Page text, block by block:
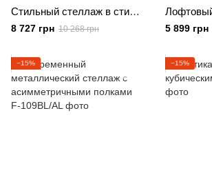
Стильный стеллаж в стиле ЛОФТ на 15 полок
8 727 грн 10 268 грн 5 899 грн
−15% −15%